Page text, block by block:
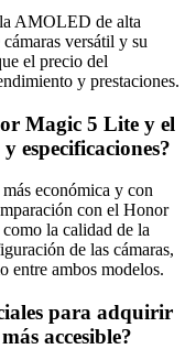
AMOLED de alta
versátil y su
el precio del
y prestaciones.
Magic 5 Lite y el
especificaciones?
económica y con
con el Honor
la calidad de la
de las cámaras,
entre ambos modelos.
para adquirir
accesible?